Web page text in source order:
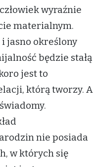
wyraźnie
materialnym.
jasno określony
będzie stałą
jest to
którą tworzy. A
nie posiada
w których się